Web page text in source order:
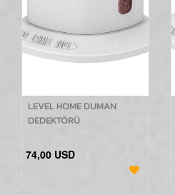
LEVEL HOME DUMAN
DEDEKTÖRÜ
74,00 USD